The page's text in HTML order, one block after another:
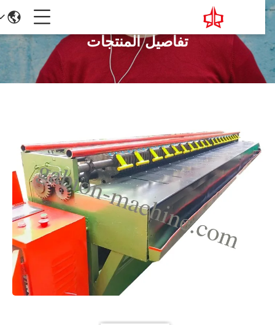
تفاصيل المنتجات